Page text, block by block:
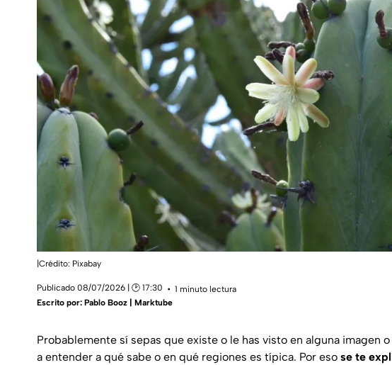
|Crédito: Pixabay
Publicado 08/07/2026 | 🕑 17:30
1 minuto lectura
Escrito por: Pablo Booz | Marktube
Probablemente sí sepas que existe o le has visto en alguna imagen
a entender a qué sabe o en qué regiones es típica. Por eso se te